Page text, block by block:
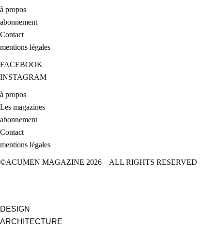
à propos
abonnement
Contact
mentions légales
FACEBOOK
INSTAGRAM
à propos
Les magazines
abonnement
Contact
mentions légales
©ACUMEN MAGAZINE 2026 – ALL RIGHTS RESERVED
DESIGN
ARCHITECTURE